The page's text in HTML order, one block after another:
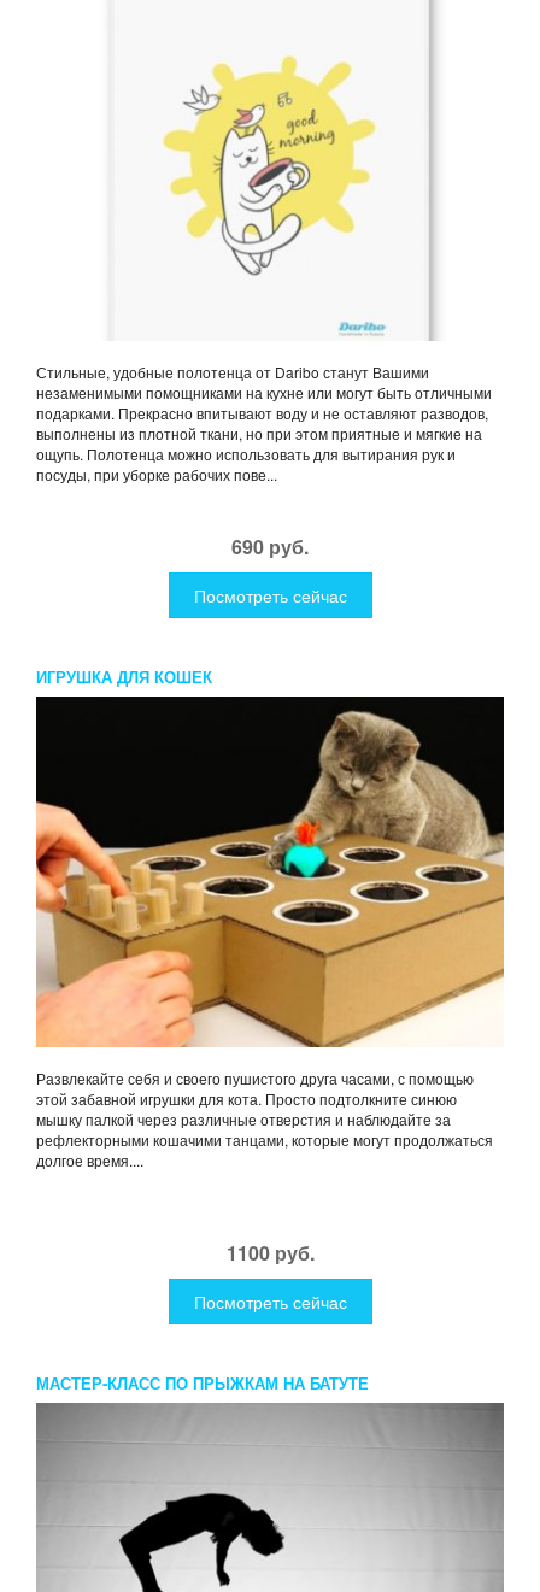
Стильные, удобные полотенца от Daribo станут Вашими
незаменимыми помощниками на кухне или могут быть отличными
подарками. Прекрасно впитывают воду и не оставляют разводов,
выполнены из плотной ткани, но при этом приятные и мягкие на
ощупь. Полотенца можно использовать для вытирания рук и
посуды, при уборке рабочих пове...
690 руб.
Посмотреть сейчас
ИГРУШКА ДЛЯ КОШЕК
Развлекайте себя и своего пушистого друга часами, с помощью
этой забавной игрушки для кота. Просто подтолкните синюю
мышку палкой через различные отверстия и наблюдайте за
рефлекторными кошачими танцами, которые могут продолжаться
долгое время....
1100 руб.
Посмотреть сейчас
МАСТЕР-КЛАСС ПО ПРЫЖКАМ НА БАТУТЕ